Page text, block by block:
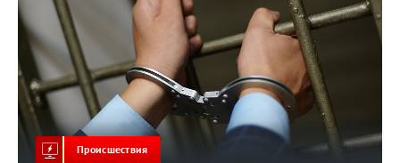
Происшествия